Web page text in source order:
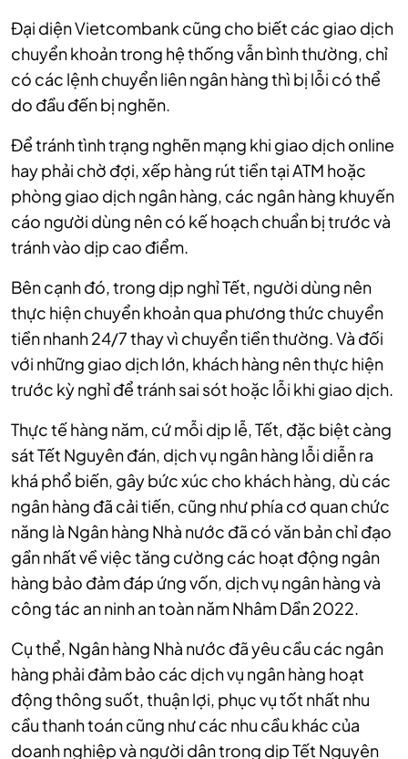
Đại diện Vietcombank cũng cho biết các giao dịch
chuyển khoản trong hệ thống vẫn bình thường, chỉ
có các lệnh chuyển liên ngân hàng thì bị lỗi có thể
do đầu đến bị nghẽn.
Để tránh tình trạng nghẽn mạng khi giao dịch online
hay phải chờ đợi, xếp hàng rút tiền tại ATM hoặc
phòng giao dịch ngân hàng, các ngân hàng khuyến
cáo người dùng nên có kế hoạch chuẩn bị trước và
tránh vào dịp cao điểm.
Bên cạnh đó, trong dịp nghỉ Tết, người dùng nên
thực hiện chuyển khoản qua phương thức chuyển
tiền nhanh 24/7 thay vì chuyển tiền thường. Và đối
với những giao dịch lớn, khách hàng nên thực hiện
trước kỳ nghỉ để tránh sai sót hoặc lỗi khi giao dịch.
Thực tế hàng năm, cứ mỗi dịp lễ, Tết, đặc biệt càng
sát Tết Nguyên đán, dịch vụ ngân hàng lỗi diễn ra
khá phổ biến, gây bức xúc cho khách hàng, dù các
ngân hàng đã cải tiến, cũng như phía cơ quan chức
năng là Ngân hàng Nhà nước đã có văn bản chỉ đạo
gần nhất về việc tăng cường các hoạt động ngân
hàng bảo đảm đáp ứng vốn, dịch vụ ngân hàng và
công tác an ninh an toàn năm Nhâm Dần 2022.
Cụ thể, Ngân hàng Nhà nước đã yêu cầu các ngân
hàng phải đảm bảo các dịch vụ ngân hàng hoạt
động thông suốt, thuận lợi, phục vụ tốt nhất nhu
cầu thanh toán cũng như các nhu cầu khác của
doanh nghiệp và người dân trong dịp Tết Nguyên